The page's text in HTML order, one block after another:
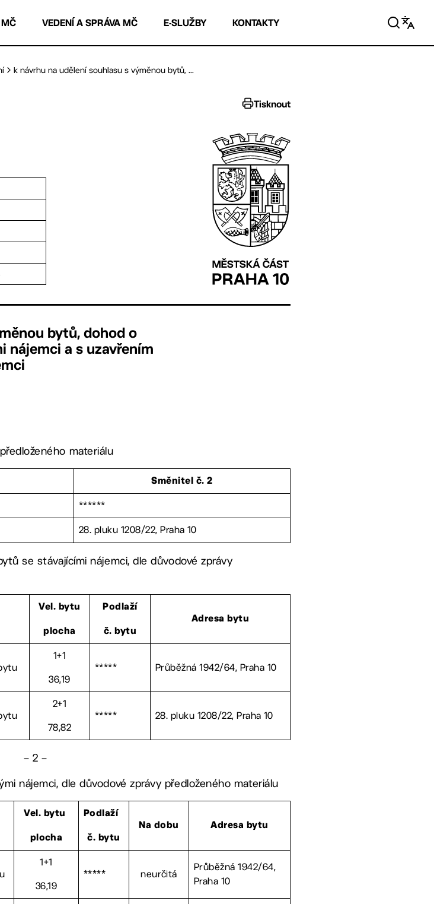
VEDENÍ A SPRÁVA MČ E-SLUŽBY KONTAKTY
k návrhu na udělení souhlasu s výměnou bytů, ...
Tisknout
bytů, dohod o
nájemci a s uzavřením
materiálu
Směnitel č. 2
******
28. pluku 1208/22, Praha 10
se stávajícími nájemci, dle důvodové zprávy
Vel. bytu
plocha
Podlaží
č. bytu
Adresa bytu
1+1
36,19
***** Průběžná 1942/64, Praha 10
2+1
78,82
***** 28. pluku 1208/22, Praha 10
– 2 –
nájemci, dle důvodové zprávy předloženého materiálu
Vel. bytu
plocha
Podlaží
č. bytu
Na dobu Adresa bytu
1+1
36,19
***** neurčitá
Průběžná 1942/64,
Praha 10